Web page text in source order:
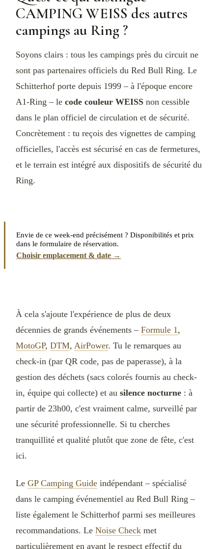
CAMPING WEISS des autres
campings au Ring ?
Soyons clairs : tous les campings près du circuit ne
sont pas partenaires officiels du Red Bull Ring. Le
Schitterhof porte depuis 1999 – à l'époque encore
A1-Ring – le code couleur WEISS non cessible
dans le plan officiel de circulation et de sécurité.
Concrètement : tu reçois des vignettes de camping
officielles, l'accès est sécurisé en cas de fermetures,
et le terrain est intégré aux dispositifs de sécurité du
Ring.
Envie de ce week-end précisément ? Disponibilités et prix
dans le formulaire de réservation.
Choisir emplacement & date →
À cela s'ajoute l'expérience de plus de deux
décennies de grands événements – Formule 1 ,
MotoGP, DTM, AirPower. Tu le remarques au
check-in (par QR code, pas de paperasse), à la
gestion des déchets (sacs colorés fournis au check-
in, équipe qui collecte) et au silence nocturne : à
partir de 23h00, c'est vraiment calme, surveillé par
une sécurité professionnelle. Si tu cherches
tranquillité et qualité plutôt que zone de fête, c'est
ici.
Le GP Camping Guide indépendant – spécialisé
dans le camping événementiel au Red Bull Ring –
liste également le Schitterhof parmi ses meilleures
recommandations. Le Noise Check met
particulièrement en avant le respect effectif du